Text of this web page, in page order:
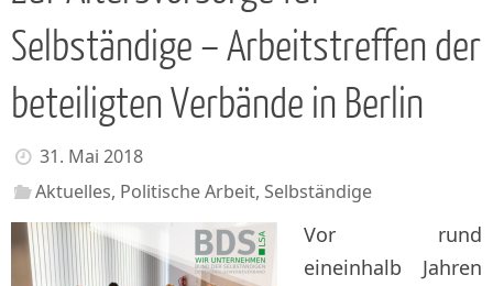
Selbständige – Arbeitstreffen der
beteiligten Verbände in Berlin
31. Mai 2018
Aktuelles, Politische Arbeit, Selbständige
Vor rund
eineinhalb Jahren